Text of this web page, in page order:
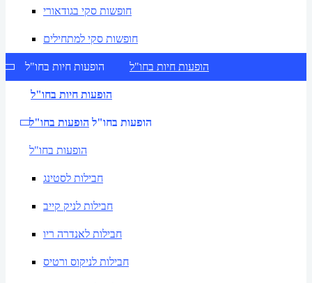
חופשות סקי בגודאורי
חופשות סקי למתחילים
הופעות חיות בחו"ל הופעות חיות בחו"ל
הופעות חיות בחו"ל
הופעות בחו"ל הופעות בחו"ל
הופעות בחו"ל
חבילות לסטינג
חבילות לניק קייב
חבילות לאנדרה ריו
חבילות לניקוס ורטיס